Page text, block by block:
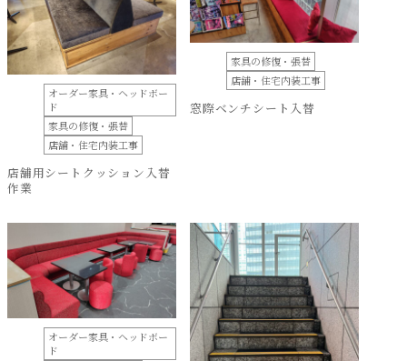
オーダー家具・ヘッドボー
ド
家具の修復・張替
店舗・住宅内装工事
店舗用シートクッション入替
作業
家具の修復・張替
店舗・住宅内装工事
窓際ベンチシート入替
オーダー家具・ヘッドボー
ド